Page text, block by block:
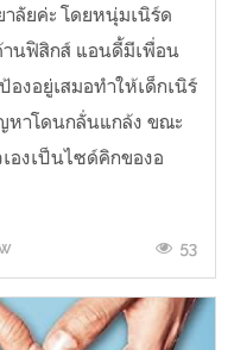
าลัยค่ะ โดยหนุ่มเนิร์ด
านฟิสิกส์ แอนดี้มีเพื่อน
งอยู่เสมอทำให้เด็กเนิร์
หาโดนกลั่นแกล้ง ขณะ
องเป็นไซด์คิกของอ
53